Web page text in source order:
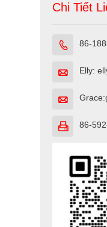
Chi Tiết
 86-
 Elly:

 86-